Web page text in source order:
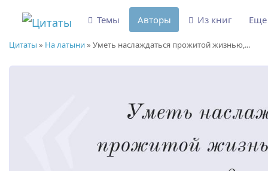
Цитаты » На латыни» Уметь наслаждаться прожитой жизнью,...
Темы Авторы Из книг